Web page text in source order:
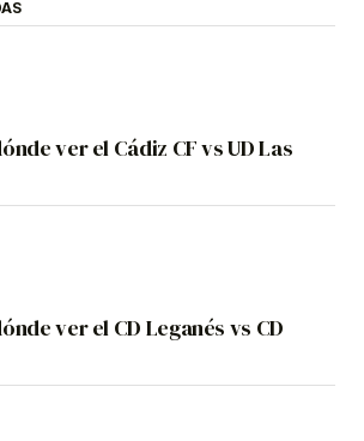
ver el Cádiz CF vs UD Las
ver el CD Leganés vs CD